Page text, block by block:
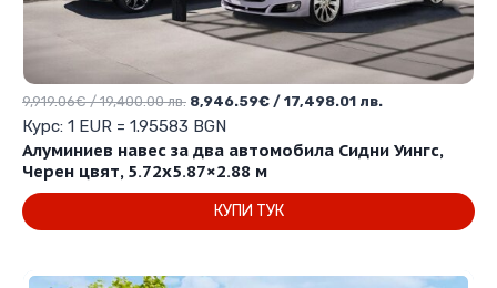
Алуминиев навес за два автомобила Сидни Уингс,
Черен цвят, 5.72х5.87×2.88 м
9,919.06€/ 19,400.00 лв. Original
price
was:
9,919.06€
/
19,400.00 лв..
8,946.59€ / 17,498.01 лв.Текущата
е:
/
Курс: 1 EUR = 1.95583 BGN
КУПИ ТУК